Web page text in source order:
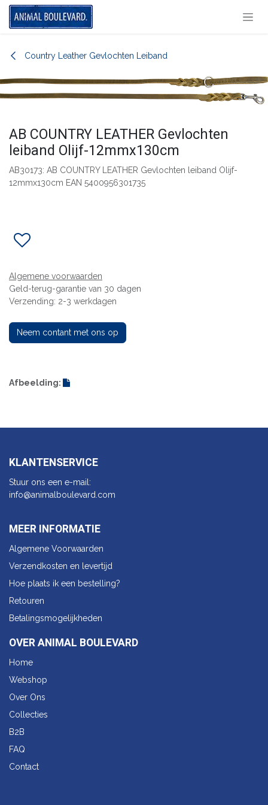
Overslaan naar inhoud
Country Leather Gevlochten Leiband
AB COUNTRY LEATHER Gevlochten
leiband Olijf-12mmx130cm
AB30173: AB COUNTRY LEATHER Gevlochten leiband Olijf-
12mmx130cm EAN 5400956301735
Algemene voorwaarden
Geld-terug-garantie van 30 dagen
Verzending: 2-3 werkdagen
Neem contant met ons op
Afbeelding:
KLANTENSERVICE
Stuur ons een e-mail:
info@animalbo​ulevard.com
MEER INFORMATIE
Algemene Voorwaarden
Verzendkosten en levertijd
Hoe plaats ik een bestelling?
Retouren
Betalingsmogelijkheden
OVER ANIMAL BOULEVARD
Home
Webshop
Over Ons
Collecties
B2B
FAQ
Contact